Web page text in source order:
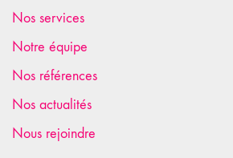
Nos services
Notre équipe
Nos références
Nos actualités
Nous rejoindre